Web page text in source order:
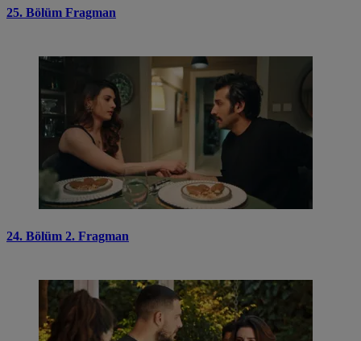
25. Bölüm Fragman
24. Bölüm 2. Fragman